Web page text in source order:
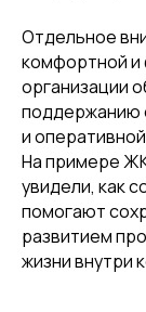
Отдельное
комфортной и
организации
поддержанию
и
На примере
увидели, как
помогают
развитием
жизни внутри